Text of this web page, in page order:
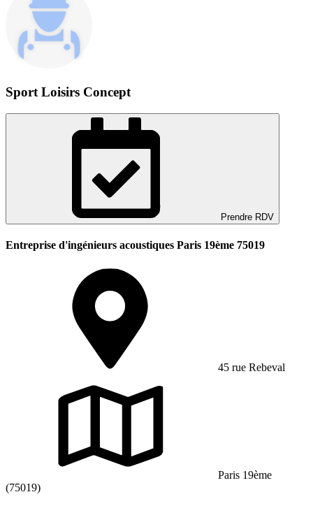
Sport Loisirs Concept
Prendre RDV
Entreprise d'ingénieurs acoustiques Paris 19ème 75019
45 rue Rebeval
Paris 19ème
(75019)